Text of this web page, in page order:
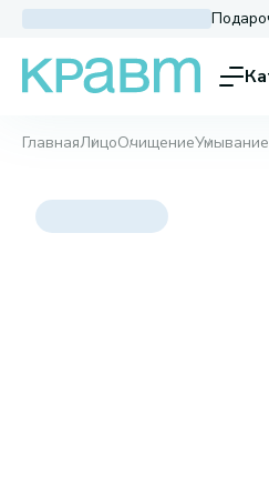
ГлавнаяЛицоОчищение